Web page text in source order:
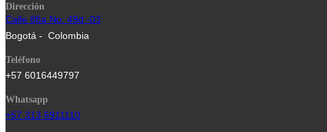
Dirección
Calle 86a No. 49d -03
Bogotá - Colombia
Teléfono
+57 6016449797
Whatsapp
+57 313 6911110